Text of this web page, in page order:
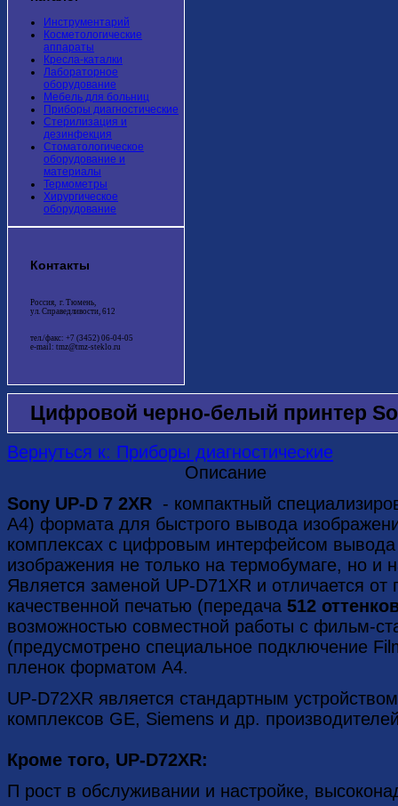
Инструментарий
Косметологические
аппараты
Кресла-каталки
Лабораторное
оборудование
Мебель для больниц
Приборы диагностические
Стерилизация и
дезинфекция
Стоматологическое
оборудование и
материалы
Термометры
Хирургическое
оборудование
Контакты
Россия, г. Тюмень,
ул. Справедливости, 612
тел./факс: +7 (3452) 06-04-05
e-mail: tmz@tmz-steklo.ru
Цифровой черно-белый принтер
Вернуться к: Приборы диагностические
Описание
Sony UP-D 7 2XR - компактный
A4) формата для быстрого вывода
комплексах с цифровым интерфейсом вывода
изображения не только на термобумаге, но и
Является заменой UP-D71XR и отличается
качественной печатью (передача 512
возможностью совместной работы с фильм-
(предусмотрено специальное подключение
пленок форматом A4.
UP-D72XR является стандартным
комплексов GE, Siemens и др.
Кроме того, UP-D72XR:
П рост в обслуживании и настройке,